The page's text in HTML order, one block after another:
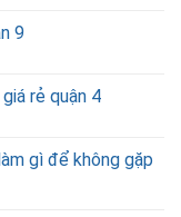
9
rẻ quận 4
gì để không gặp